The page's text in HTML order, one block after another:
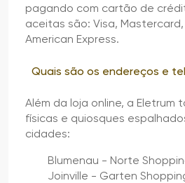
pagando com cartão de
aceitas são: Visa, Mastercard,
American Express.
Quais são os endereços e
Além da loja online, a Eletrum
físicas e quiosques
cidades:
Blumenau - Norte
Joinville - Garten